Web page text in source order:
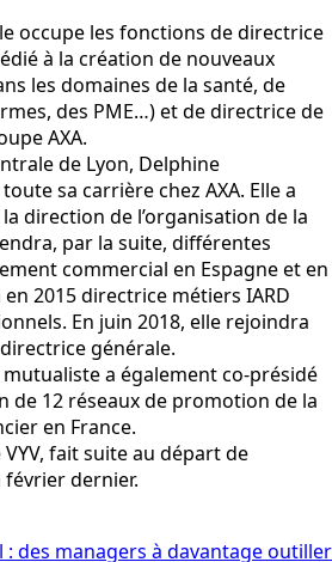
occupe les fonctions de directrice
à la création de nouveaux
les domaines de la santé, de
des PME…) et de directrice de
AXA.
de Lyon, Delphine
sa carrière chez AXA. Elle a
direction de l’organisation de la
par la suite, différentes
commercial en Espagne et en
2015 directrice métiers IARD
En juin 2018, elle rejoindra
générale.
a également co-présidé
de 12 réseaux de promotion de la
en France.
fait suite au départ de
février dernier.